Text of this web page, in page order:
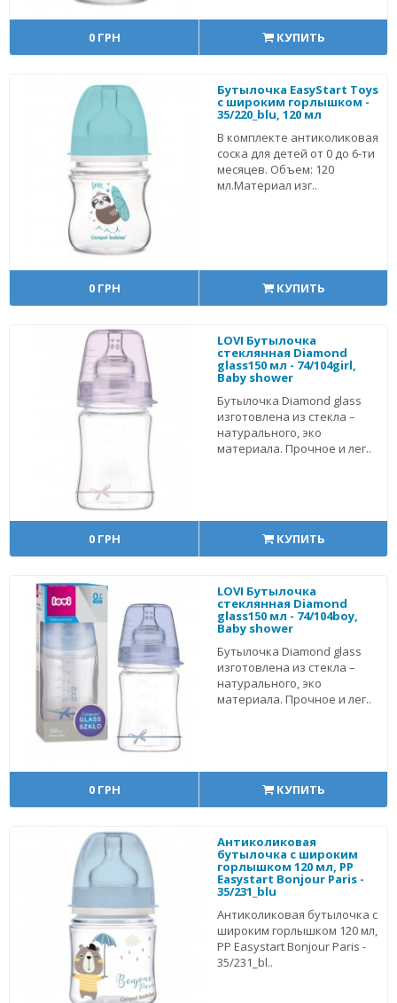
0 ГРН КУПИТЬ
Бутылочка EasyStart Toys
с широким горлышком -
35/220_blu, 120 мл
В комплекте антиколиковая
соска для детей от 0 до 6-ти
месяцев. Объем: 120
мл.Материал изг..
0 ГРН КУПИТЬ
LOVI Бутылочка
стеклянная Diamond
glass150 мл - 74/104girl,
Baby shower
Бутылочка Diamond glass
изготовлена из стекла –
натурального, эко
материала. Прочное и лег..
0 ГРН КУПИТЬ
LOVI Бутылочка
стеклянная Diamond
glass150 мл - 74/104boy,
Baby shower
Бутылочка Diamond glass
изготовлена из стекла –
натурального, эко
материала. Прочное и лег..
0 ГРН КУПИТЬ
Антиколиковая
бутылочка с широким
горлышком 120 мл, PP
Easystart Bonjour Paris -
35/231_blu
Антиколиковая бутылочка с
широким горлышком 120 мл,
PP Easystart Bonjour Paris -
35/231_bl..